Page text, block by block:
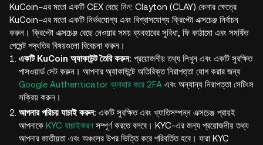
KuCoin-এর মতো একটি CEX বেছে নিন: Clayton (CLAY) কেনার ক্ষেত্রে
KuCoin-এর মতো একটি নির্ভরযোগ্য এবং বিশ্বাসযোগ্য ক্রিপ্টো এক্সচেঞ্জ নির্বাচন
করুন। ক্রিপ্টো এক্সচেঞ্জ বেছে নেওয়ার সময় ব্যবহারের সুবিধা, ফি কাঠামো এবং সমর্থিত
পেমেন্ট পদ্ধতির বিষয়গুলো বিবেচনা করুন।
একটি KuCoin অ্যাকাউন্ট তৈরি করুন: প্রয়োজনীয় তথ্য লিখুন এবং একটি সুরক্ষিত
পাসওয়ার্ড সেট করুন। আপনার অ্যাকাউন্টে অতিরিক্ত নিরাপত্তা যোগ করার জন্য
Google Authenticator ব্যবহার করে 2FA এবং অন্যান্য নিরাপত্তা সেটিংস
সক্রিয় করুন।
আপনার পরিচয় যাচাই করুন: একটি সুরক্ষিত এবং খ্যাতিসম্পন্ন এক্সচেঞ্জ প্রায়ই
আপনাকে KYC যাচাইকরণ সম্পূর্ণ করতে বলবে। KYC-এর জন্য প্রয়োজনীয় তথ্য
আপনার জাতীয়তা এবং অঞ্চলের উপর ভিত্তি করে পরিবর্তিত হবে। যারা KYC